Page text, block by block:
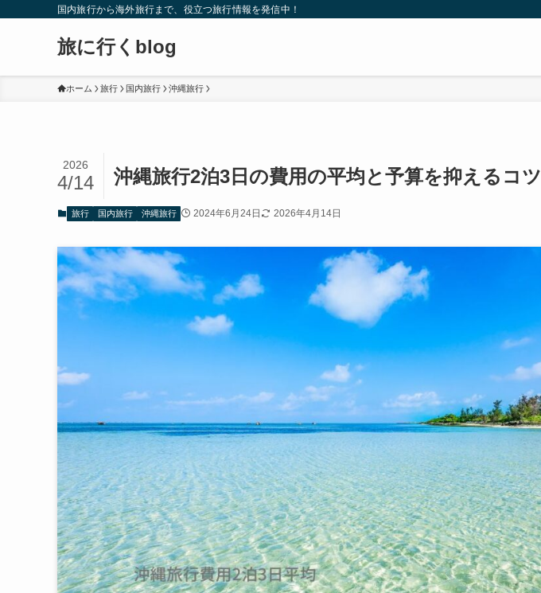
国内旅行から海外旅行まで、役立つ旅行情報を発信中！
旅に行くblog
ホーム 旅行 国内旅行 沖縄旅行
沖縄旅行2泊3日の費用の平均と予算を抑えるコツ
2026
4/14
旅行 国内旅行 沖縄旅行 2024年6月24日 2026年4月14日